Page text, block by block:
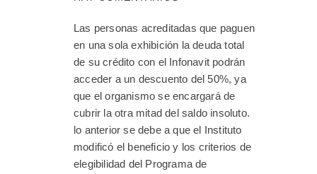
Las personas acreditadas que paguen
en una sola exhibición la deuda total
de su crédito con el Infonavit podrán
acceder a un descuento del 50%, ya
que el organismo se encargará de
cubrir la otra mitad del saldo insoluto.
lo anterior se debe a que el Instituto
modificó el beneficio y los criterios de
elegibilidad del Programa de